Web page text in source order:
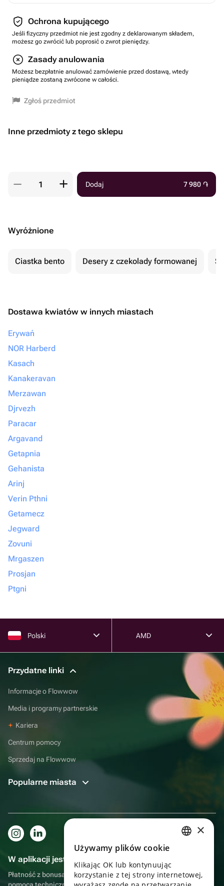
Ochrona kupującego
Jeśli fizyczny przedmiot nie jest zgodny z deklarowanym składem,
możesz go zwrócić lub poprosić o zwrot pieniędzy.
Zasady anulowania
Możesz bezpłatnie anulować zamówienie przed dostawą, wtedy
pieniądze zostaną zwrócone w całości.
Zgłoś przedmiot
Inne przedmioty z tego sklepu
Dodaj 7 980 ֏
Wyróżnione
Ciastka bento Desery z czekolady formowanej
Dostawa kwiatów w innych miastach
Erywań
NOR Harberd
Kasach
Kanakeravan
Merzawan
Djrvezh
Paracar
Argavand
Getapnia
Gehanista
Arinj
Verin Pthni
Getamecz
Jegward
Zovuni
Mrgaszen
Prosjan
Ptgni
Polski AMD
Przydatne linki
Informacje o Flowwow
Media i programy partnerskie
Kariera
Centrum pomocy
Sprzedaj na Flowwow
Popularne miasta
W aplikacji jest to jeszcze wygodniejsze!
Płatność z bonusami, samodzielna dostawa, wygodny czat z
pomocą techniczną
UKRAINIAN
×
Używamy plików cookie
Klikając OK lub kontynuując
korzystanie z tej strony internetowej,